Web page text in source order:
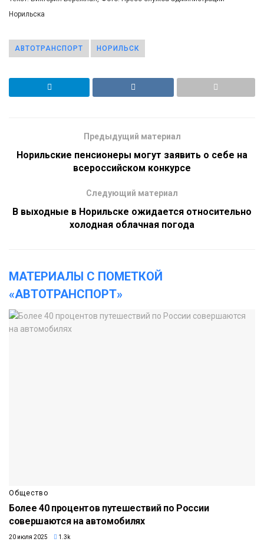
Норильска
АВТОТРАНСПОРТ НОРИЛЬСК
Предыдущий материал
Норильские пенсионеры могут заявить о себе на
всероссийском конкурсе
Следующий материал
В выходные в Норильске ожидается относительно
холодная облачная погода
МАТЕРИАЛЫ С ПОМЕТКОЙ
«АВТОТРАНСПОРТ»
Общество
Более 40 процентов путешествий по России
совершаются на автомобилях
20 июля 2025 1.3k